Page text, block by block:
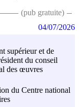
(pub gratuite)
supérieur et de
du conseil
des œuvres
du Centre national
04/07/2026